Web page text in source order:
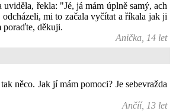
řekla: "Jé, já mám úplně samý, ach
mi to začala vyčítat a říkala jak ji
poraďte, děkuji.
Anička, 14 let
něco. Jak jí mám pomoci? Je sebevražda
Ančíí, 13 let